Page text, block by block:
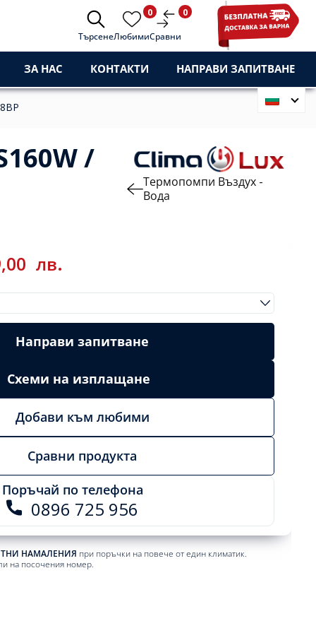
ТърсенеЛюбими
0
Сравни
0
ЗА НАС КОНТАКТИ НАПРАВИ ЗАПИТВАНЕ
/
Термопомпи Въздух -
Вода
лв.
Направи запитване
Схеми на изплащане
Добави към любими
Сравни продукта
Поръчай по телефона
0896 725 956
НАМАЛЕНИЯ при поръчки на повече от един климатик.
на посочения номер.